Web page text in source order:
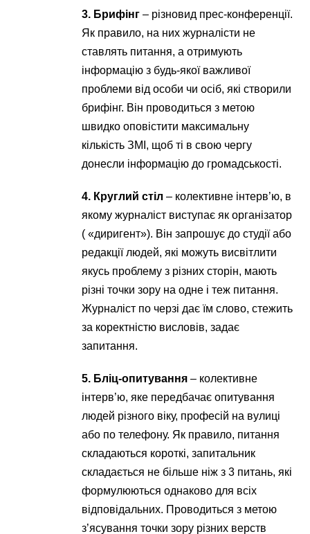
3. Брифінг – різновид прес-конференції.
Як правило, на них журналісти не
ставлять питання, а отримують
інформацію з будь-якої важливої ​​
проблеми від особи чи осіб, які створили
брифінг. Він проводиться з метою
швидко оповістити максимальну
кількість ЗМІ, щоб ті в свою чергу
донесли інформацію до громадськості.
4. Круглий стіл – колективне інтерв’ю, в
якому журналіст виступає як організатор
( «диригент»). Він запрошує до студії або
редакції людей, які можуть висвітлити
якусь проблему з різних сторін, мають
різні точки зору на одне і теж питання.
Журналіст по черзі дає їм слово, стежить
за коректністю висловів, задає
запитання.
5. Бліц-опитування – колективне
інтерв’ю, яке передбачає опитування
людей різного віку, професій на вулиці
або по телефону. Як правило, питання
складаються короткі, запитальник
складається не більше ніж з 3 питань, які
формулюються однаково для всіх
відповідальних. Проводиться з метою
з’ясування точки зору різних верств